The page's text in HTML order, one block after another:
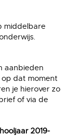
middelbare
aanbieden
dat moment
je hierover zo
of via de
2019-